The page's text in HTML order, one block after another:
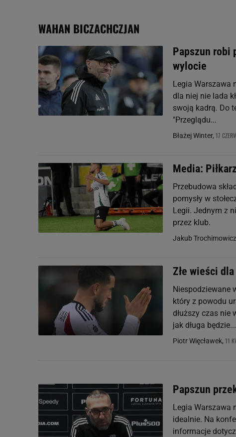
WAHAN BICZACHCZJAN
Papszun robi
wylocie
Legia Warszawa
dla niej nie lada
swoją kadrą. Do
"Przeglądu...
Błażej Winter, 17
Media:
Przebudowa
pomysły w
Legii. Jednym z
przez klub.
Jakub
Złe wieści
Niespodziewane
który z powodu
dłuższy czas nie
jak długa będzie...
Piotr Więcławek, 11
Papszun
Legia Warszawa
idealnie. Na
informacje